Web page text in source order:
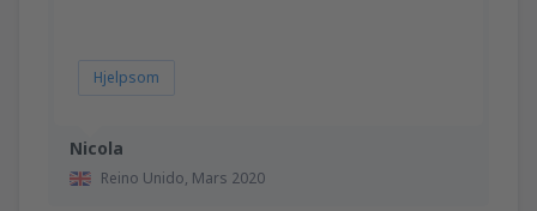
Nicola
Reino Unido, Mars 2020
Hjelpsom